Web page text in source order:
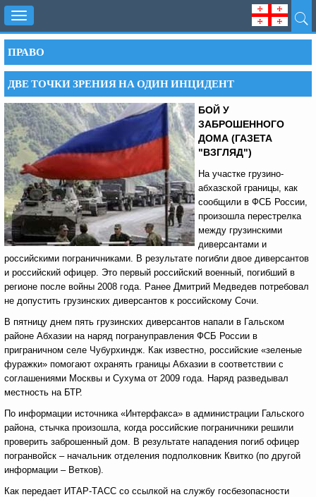
Toggle
navigation
ПРАВО
ДВЕ ТОЧКИ ЗРЕНИЯ НА ОДИН ИНЦИДЕНТ
БОЙ У
ЗАБРОШЕННОГО
ДОМА (ГАЗЕТА
"ВЗГЛЯД")
На участке грузино-
абхазской границы, как
сообщили в ФСБ России,
произошла перестрелка
между грузинскими
диверсантами и
российскими пограничниками. В результате погибли двое диверсантов
и российский офицер. Это первый российский военный, погибший в
регионе после войны 2008 года. Ранее Дмитрий Медведев потребовал
не допустить грузинских диверсантов к российскому Сочи.
В пятницу днем пять грузинских диверсантов напали в Гальском
районе Абхазии на наряд погрануправления ФСБ России в
приграничном селе Чубурхиндж. Как известно, российские «зеленые
фуражки» помогают охранять границы Абхазии в соответствии с
соглашениями Москвы и Сухума от 2009 года. Наряд разведывал
местность на БТР.
По информации источника «Интерфакса» в администрации Гальского
района, стычка произошла, когда российские пограничники решили
проверить заброшенный дом. В результате нападения погиб офицер
погранвойск – начальник отделения подполковник Квитко (по другой
информации – Ветков).
Как передает ИТАР-ТАСС со ссылкой на службу госбезопасности